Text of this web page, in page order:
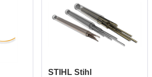
STIHL Stihl